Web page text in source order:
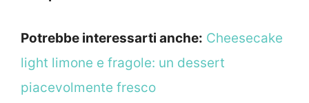
Potrebbe interessarti anche: Cheesecake
light limone e fragole: un dessert
piacevolmente fresco